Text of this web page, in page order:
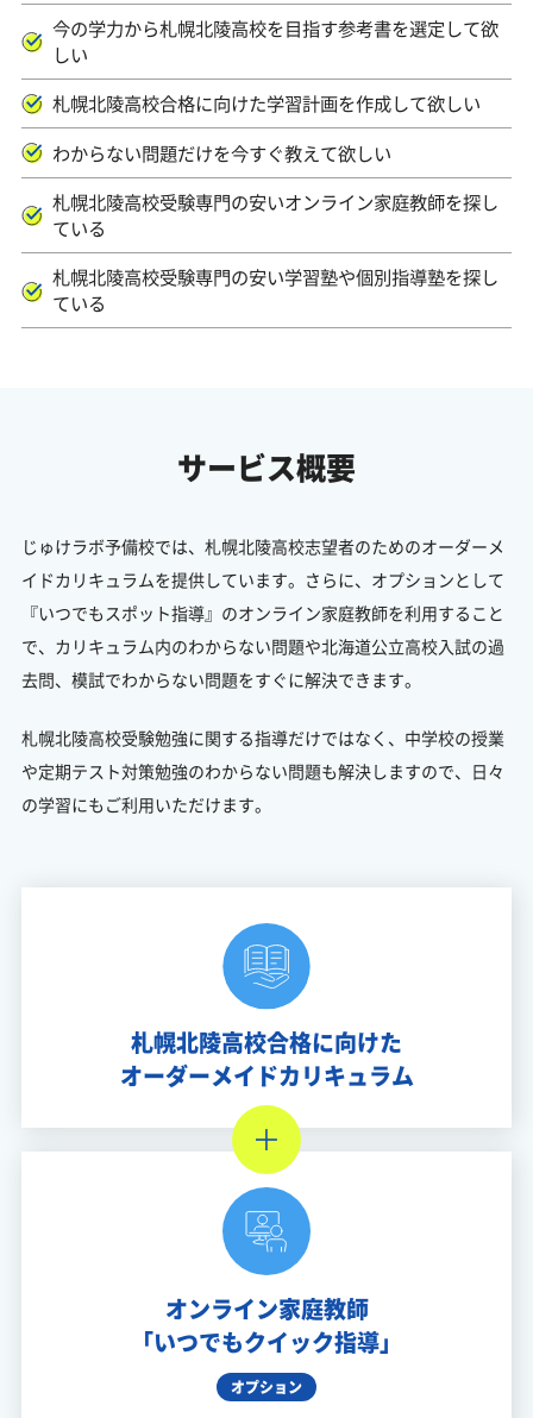
今の学力から札幌北陵高校を目指す参考書を選定して欲
しい
札幌北陵高校合格に向けた学習計画を作成して欲しい
わからない問題だけを今すぐ教えて欲しい
札幌北陵高校受験専門の安いオンライン家庭教師を探し
ている
札幌北陵高校受験専門の安い学習塾や個別指導塾を探し
ている
サービス概要
じゅけラボ予備校では、札幌北陵高校志望者のためのオーダーメ
イドカリキュラムを提供しています。さらに、オプションとして
『いつでもスポット指導』のオンライン家庭教師を利用すること
で、カリキュラム内のわからない問題や北海道公立高校入試の過
去問、模試でわからない問題をすぐに解決できます。
札幌北陵高校受験勉強に関する指導だけではなく、中学校の授業
や定期テスト対策勉強のわからない問題も解決しますので、日々
の学習にもご利用いただけます。
札幌北陵高校合格に向けた
オーダーメイドカリキュラム
オンライン家庭教師
「いつでもクイック指導」
オプション